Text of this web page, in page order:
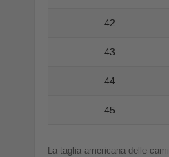
42
43
44
45
La taglia americana delle